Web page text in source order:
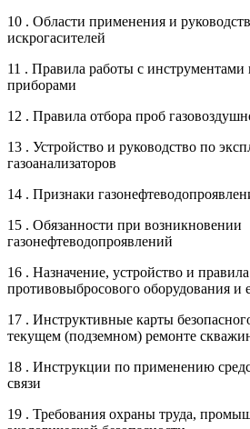
10 . Области применения и
искрогасителей
11 . Правила работы с
приборами
12 . Правила отбора проб
13 . Устройство и руководство по
газоанализаторов
14 . Признаки
15 . Обязанности при возникновении
газонефтеводопроявлений
16 . Назначение, устройство и
противовыбросового оборудования и
17 . Инструктивные карты
текущем (подземном) ремонте
18 . Инструкции по применению
связи
19 . Требования охраны труда,